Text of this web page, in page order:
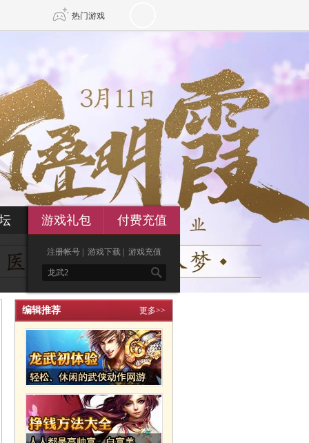
热门游戏
DNF
剑网3旗舰版 新天龙八部
诛仙世界 新仙侠5
游戏礼包 付费充值
注册帐号 游戏下载 游戏充值

编辑推荐 更多>>